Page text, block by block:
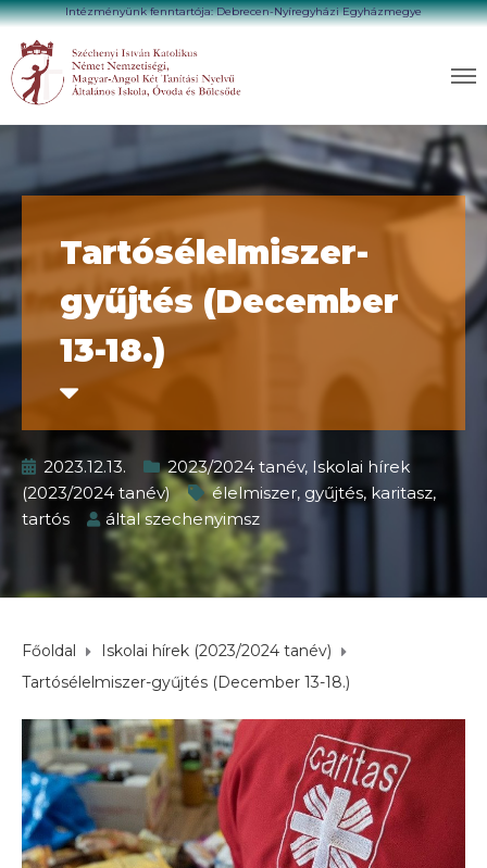
Intézményünk fenntartója: Debrecen-Nyíregyházi Egyházmegye
Tartósélelmiszer-
gyűjtés (December
13-18.)
2023.12.13. 2023/2024 tanév, Iskolai hírek
(2023/2024 tanév)
élelmiszer, gyűjtés, karitasz,
tartós
általszechenyimsz
Főoldal
Iskolai hírek (2023/2024 tanév)
Tartósélelmiszer-gyűjtés (December 13-18.)